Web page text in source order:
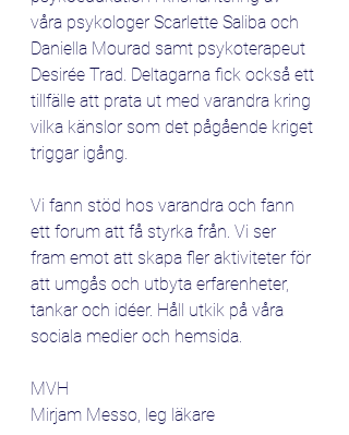
våra psykologer Scarlette Saliba och
Daniella Mourad samt psykoterapeut
Desirée Trad. Deltagarna fick också ett
tillfälle att prata ut med varandra kring
vilka känslor som det pågående kriget
triggar igång.
Vi fann stöd hos varandra och fann
ett forum att få styrka från. Vi ser
fram emot att skapa fler aktiviteter för
att umgås och utbyta erfarenheter,
tankar och idéer. Håll utkik på våra
sociala medier och hemsida.
MVH
Mirjam Messo, leg läkare